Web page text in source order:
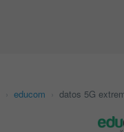
educom datos 5G